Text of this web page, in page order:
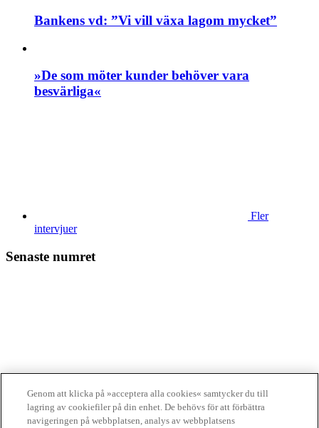
Bankens vd: ”Vi vill växa lagom mycket”
»De som möter kunder behöver vara
besvärliga«
Fler
intervjuer
Senaste numret
digitalt
Finansliv ägs av Finansliv Sverige AB, 556784-8741.
Genom att klicka på »acceptera alla cookies« samtycker du till
lagring av cookiefiler på din enhet. De behövs för att förbättra
navigeringen på webbplatsen, analys av webbplatsens